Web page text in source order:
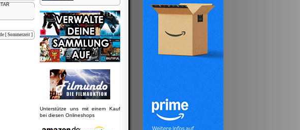
[ Sommerzeit ]
Unterstütze uns mit einem Kauf
bei diesen Onlineshops